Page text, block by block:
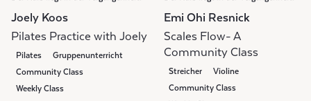
Joely Koos
Pilates Practice with Joely
Pilates
Gruppenunterricht
Community Class
Weekly Class
Emi Ohi Resnick
Scales Flow- A
Community Class
Streicher
Violine
Community Class